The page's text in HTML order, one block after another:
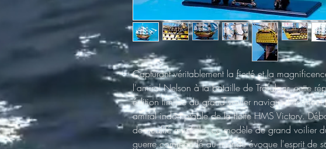
Capturant véritablement la fierté et la
l'amiral Nelson à la bataille de Trafalgar, cette
édition limitée du grand voilier navigue fièrement
amiral indomptable de la flotte HMS Victory.
de qualité muséale, ce modèle de grand voilier
guerre commandé au monde évoque l'esprit de